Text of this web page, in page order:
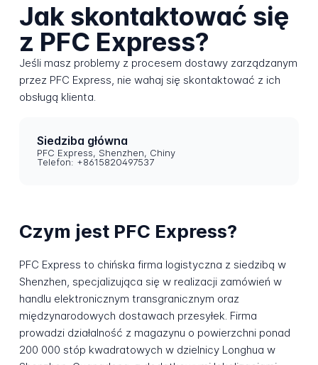
Jak skontaktować się
z PFC Express?
Jeśli masz problemy z procesem dostawy zarządzanym
przez PFC Express, nie wahaj się skontaktować z ich
obsługą klienta.
Siedziba główna
PFC Express, Shenzhen, Chiny
Telefon: +8615820497537
Czym jest PFC Express?
PFC Express to chińska firma logistyczna z siedzibą w
Shenzhen, specjalizująca się w realizacji zamówień w
handlu elektronicznym transgranicznym oraz
międzynarodowych dostawach przesyłek. Firma
prowadzi działalność z magazynu o powierzchni ponad
200 000 stóp kwadratowych w dzielnicy Longhua w